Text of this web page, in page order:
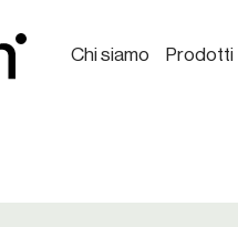
Chi siamo Prodotti